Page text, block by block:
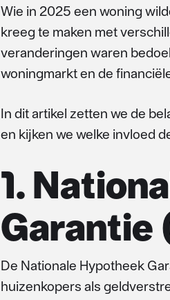
Wie in 2025 een woning
kreeg te maken met
veranderingen waren
woningmarkt en de
In dit artikel zetten we de
en kijken we welke invloed
1.
Garantie
De Nationale Hypotheek
huizenkopers als